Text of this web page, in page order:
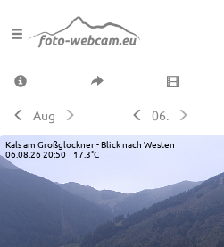
Aug 06.
Kals am Großglockner - Blick nach Westen
06.08.26 20:50 17.3°C